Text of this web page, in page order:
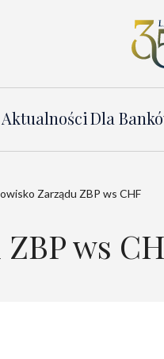
AktualnościDla
Zarządu ZBP ws CHF
ws